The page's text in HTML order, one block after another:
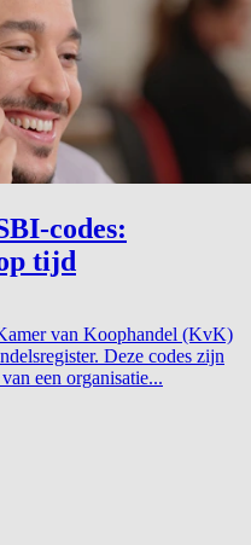
codes:
tijd
van Koophandel (KvK)
Deze codes zijn
een organisatie...